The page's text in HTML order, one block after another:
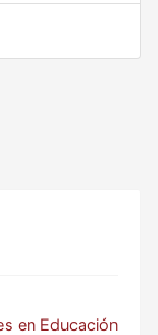
en Educación